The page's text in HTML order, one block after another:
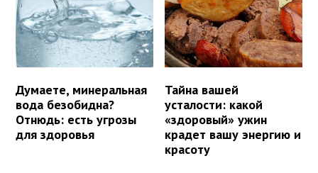
Думаете, минеральная
вода безобидна?
Отнюдь: есть угрозы
для здоровья
Тайна вашей
усталости: какой
«здоровый» ужин
крадет вашу энергию и
красоту